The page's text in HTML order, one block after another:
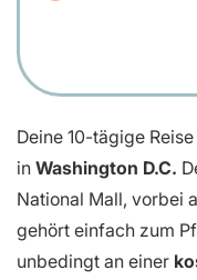
Deine 10-tägige
in Washington D.C.
National Mall, vorbei
gehört einfach zum
unbedingt an einer